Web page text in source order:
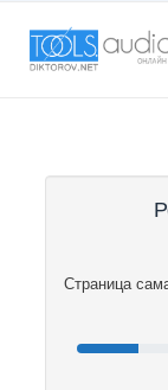
Страница